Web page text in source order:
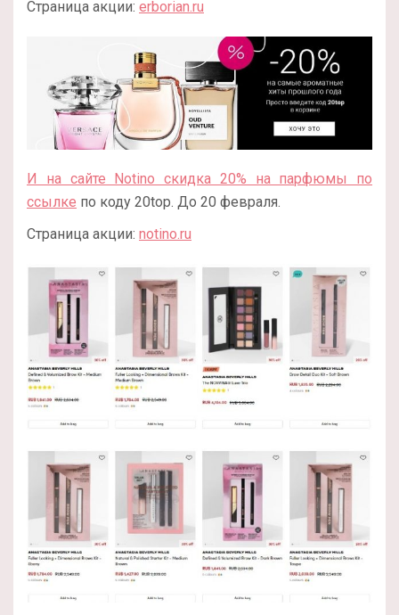
Страница акции: erborian.ru
И на сайте Notino скидка 20% на парфюмы по
ссылке по коду 20top. До 20 февраля.
Страница акции: notino.ru